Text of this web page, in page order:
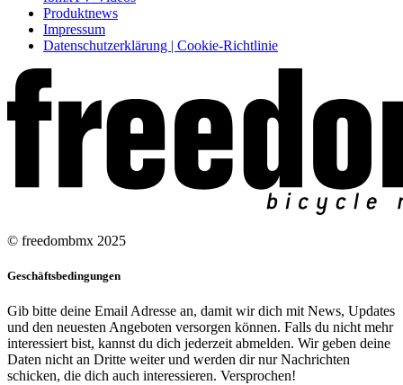
Produktnews
Impressum
Datenschutzerklärung | Cookie-Richtlinie
© freedombmx 2025
Geschäftsbedingungen
Gib bitte deine Email Adresse an, damit wir dich mit News, Updates
und den neuesten Angeboten versorgen können. Falls du nicht mehr
interessiert bist, kannst du dich jederzeit abmelden. Wir geben deine
Daten nicht an Dritte weiter und werden dir nur Nachrichten
schicken, die dich auch interessieren. Versprochen!